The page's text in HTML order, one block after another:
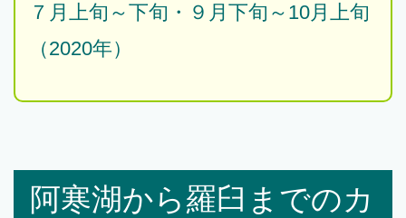
７月上旬～下旬・９月下旬～10月上旬
（2020年）
阿寒湖から羅臼までのカ